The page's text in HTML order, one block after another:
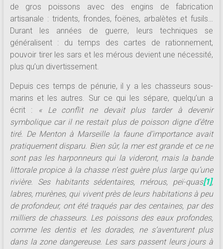
de gros poissons avec des engins de fabrication
artisanale : tridents, frondes, foënes, arbalètes et fusils…
Durant les années de guerre, leurs techniques se
généralisent : du temps des cartes de rationnement,
pouvoir tirer les sars et les mérous devient une nécessité,
plus qu’un divertissement.
Depuis ces temps de pénurie, il y a les chasseurs sous-
marins et les autres. Sur ce qui les sépare, quelqu’un a
écrit :
« Le conflit ne devait plus tarder à devenir
symbolique car il ne restait plus de poisson digne d’être
tiré. De Menton à Marseille la faune d’importance avait
pratiquement disparu. Bien sûr, la mer est grande et ce ne
sont pas les harponneurs qui la videront, mais la bande
littorale propice à la chasse n’est guère plus large qu’une
rivière. Ses habitants sédentaires, mérous, peï-quas[1],
labres, murènes, qui vivent près de leurs habitations à peu
de profondeur, ont été traqués par des centaines, par des
milliers de chasseurs. Les poissons des eaux profondes,
comme les dentis et les dorades, ne s’aventurent plus
dans la zone dangereuse. Les sars passent leurs jours à